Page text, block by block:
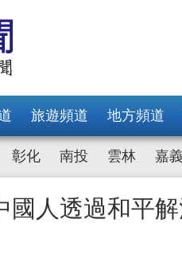
旅遊頻道 地方頻道
彰化 南投 雲林 嘉義
國人透過和平